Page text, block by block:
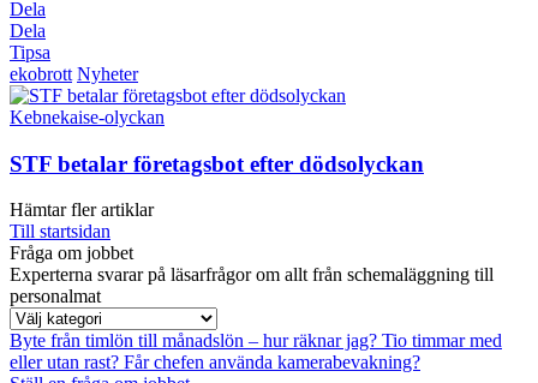
Dela
Dela
Tipsa
ekobrott Nyheter
Kebnekaise-olyckan
STF betalar företagsbot efter dödsolyckan
Hämtar fler artiklar
Till startsidan
Fråga om jobbet
Experterna svarar på läsarfrågor om allt från schemaläggning till
personalmat
Byte från timlön till månadslön – hur räknar jag? Tio timmar med
eller utan rast? Får chefen använda kamerabevakning?